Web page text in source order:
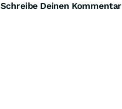
Schreibe Deinen Kommentar